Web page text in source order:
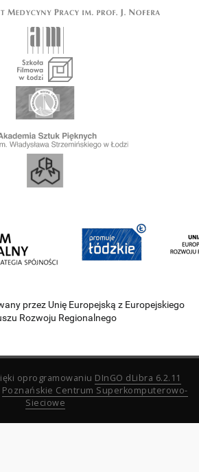
przez Unię Europejską z Europejskiego
Rozwoju Regionalnego
oprogramowaniu DInGO dLibra 6.2.11
Poznańskie Centrum Superkomputerowo-
Sieciowe